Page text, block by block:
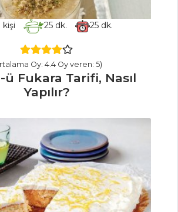
kişi 25dk. 25dk.
Oy: 4.4 Oy veren: 5)
ü Fukara Tarifi, Nasıl
Yapılır?